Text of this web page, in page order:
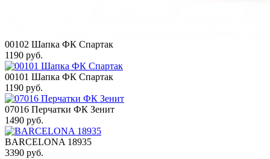
00102 Шапка ФК Спартак
1190 руб.
00101 Шапка ФК Спартак
1190 руб.
07016 Перчатки ФК Зенит
1490 руб.
BARCELONA 18935
3390 руб.